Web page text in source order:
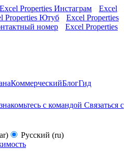
Excel Properties Инстаграм
Excel
Properties Ютуб
Excel Properties
номер
Excel Properties
КоммерческийБлогГид
с командой Связаться с
Русский (ru)